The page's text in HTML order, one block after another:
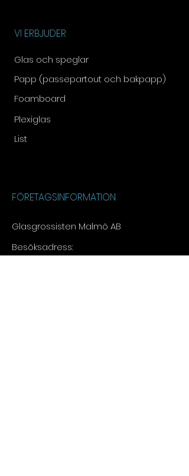
VI ERBJUDER
Glas och speglar
Papp (passepartout och bakpapp)
Foamboard
Plexiglas
List
FÖRETAGSINFORMATION
Glasgrossisten Malmö AB
Besöksadress: